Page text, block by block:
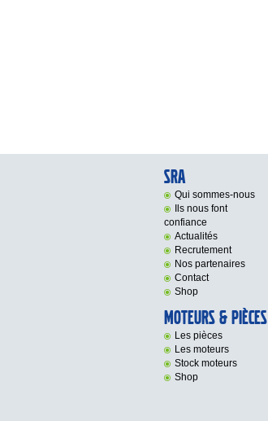
SRA
Qui sommes-nous
Ils nous font
confiance
Actualités
Recrutement
Nos partenaires
Contact
Shop
Moteurs & Pièces
Les pièces
Les moteurs
Stock moteurs
Shop